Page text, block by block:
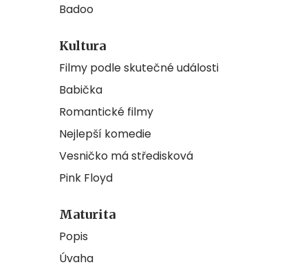
Badoo
Kultura
Filmy podle skutečné události
Babička
Romantické filmy
Nejlepší komedie
Vesničko má středisková
Pink Floyd
Maturita
Popis
Úvaha